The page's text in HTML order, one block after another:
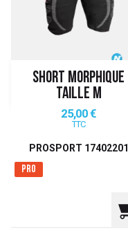
SHORT MORPHIQUE
TAILLE M
Prix
25,00 €
TTC
PROSPORT 17402201
Pro